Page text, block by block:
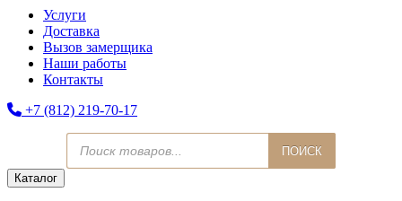
Услуги
Доставка
Вызов замерщика
Наши работы
Контакты
+7 (812) 219-70-17
Поиск
товаров
ПОИСК
Каталог